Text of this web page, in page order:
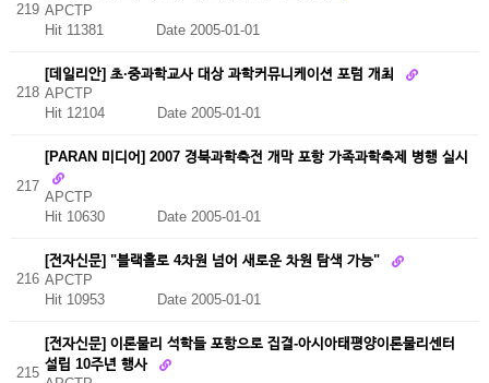
219 APCTP
Hit 11381
Date 2005-01-01
218
[데일리안] 초·중과학교사 대상 과학커뮤니케이션 포럼 개최
APCTP
Hit 12104
Date 2005-01-01
217
[PARAN 미디어] 2007 경북과학축전 개막 포항 가족과학축제 병행 실시
APCTP
Hit 10630 Date 2005-01-01
216
[전자신문] "블랙홀로 4차원 넘어 새로운 차원 탐색 가능"
APCTP
Hit 10953
Date 2005-01-01
215
[전자신문] 이론물리 석학들 포항으로 집결-­아시아태평양이론물리센터
설립 10주년 행사